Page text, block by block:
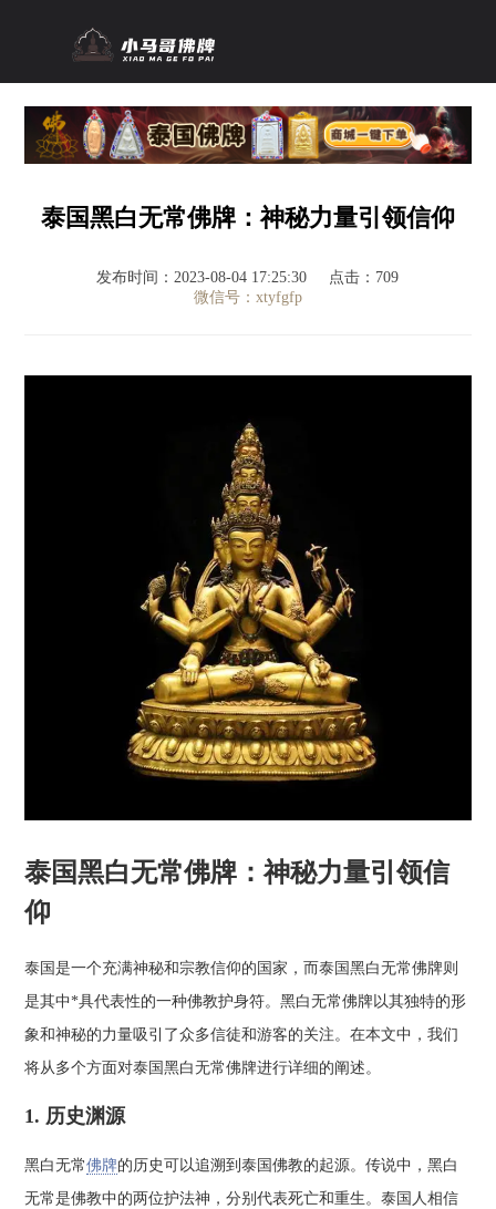
泰国黑白无常佛牌：神秘力量引领信仰
发布时间：2023-08-04 17:25:30
点击：709
微信号：xtyfgfp
泰国黑白无常佛牌：神秘力量引领信
仰
泰国是一个充满神秘和宗教信仰的国家，而泰国黑白无常佛牌则
是其中*具代表性的一种佛教护身符。黑白无常佛牌以其独特的形
象和神秘的力量吸引了众多信徒和游客的关注。在本文中，我们
将从多个方面对泰国黑白无常佛牌进行详细的阐述。
1. 历史渊源
黑白无常佛牌的历史可以追溯到泰国佛教的起源。传说中，黑白
无常是佛教中的两位护法神，分别代表死亡和重生。泰国人相信